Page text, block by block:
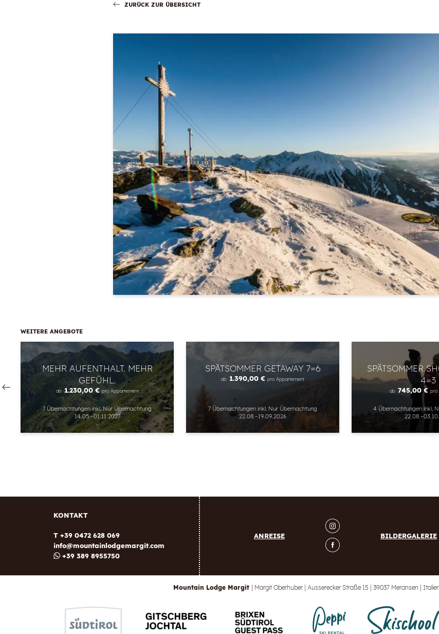
ZURÜCK ZUR ÜBERSICHT
WEITERE ANGEBOTE
MEHR AUFENTHALT. MEHR
GEFÜHL.
ab 1.230,00 € pro Appartement
7 Übernachtungeninkl.Nur Übernachtung
14.05.–01.11.2027
SPÄTSOMMER GETAWAY 7=6
ab 1.390,00 € pro Appartement
7 Übernachtungen inkl. Nur Übernachtung
22.08.–19.09.2026
SPÄTSOMMER
4=3
ab 745,00 € pro
4 Übernachtungen inkl.
KONTAKT
T +39 0472 628 069
info@mountainlodgemargit.com
+39 389 8955750
ANREISE BILDERGALERIE
Mountain Lodge Margit Margit Oberhuber Ausserecker Straße 15 39037 Meransen Italien
Newsletteranmeldung
Anrede
Vorname
Nachname
E-Mail